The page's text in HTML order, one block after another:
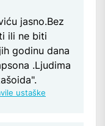
jasno.Bez
ili ne biti
godinu dana
.Ljudima
ustaške